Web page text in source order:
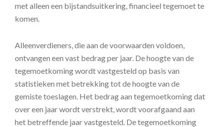
met alleen een bijstandsuitkering, financieel tegemoet te
komen.
Alleenverdieners, die aan de voorwaarden voldoen,
ontvangen een vast bedrag per jaar. De hoogte van de
tegemoetkoming wordt vastgesteld op basis van
statistieken met betrekking tot de hoogte van de
gemiste toeslagen. Het bedrag aan tegemoetkoming dat
over een jaar wordt verstrekt, wordt voorafgaand aan
het betreffende jaar vastgesteld. De tegemoetkoming